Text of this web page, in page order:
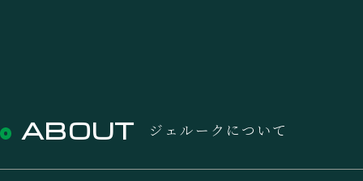
ABOUT ジェルークについて